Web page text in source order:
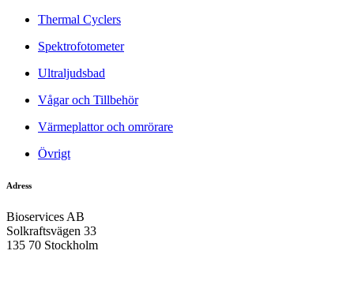
Thermal Cyclers
Spektrofotometer
Ultraljudsbad
Vågar och Tillbehör
Värmeplattor och omrörare
Övrigt
Adress
Bioservices AB
Solkraftsvägen 33
135 70 Stockholm